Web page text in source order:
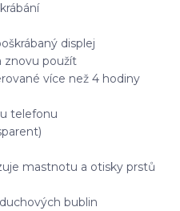
displej
znovu použít
více než 4 hodiny
telefonu
mastnotu a otisky prstů
bublin